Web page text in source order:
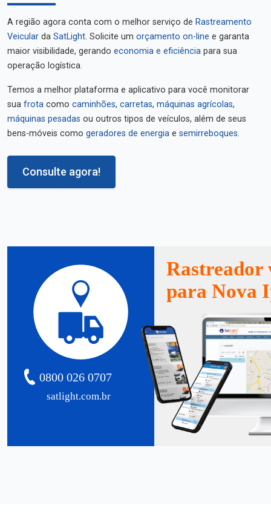
A região agora conta com o melhor serviço de Rastreamento
Veicular da SatLight. Solicite um orçamento on-line e garanta
maior visibilidade, gerando economia e eficiência para sua
operação logística.
Temos a melhor plataforma e aplicativo para você monitorar
sua frota como caminhões, carretas, máquinas agrícolas,
máquinas pesadas ou outros tipos de veículos, além de seus
bens-móveis como geradores de energia e semirreboques.
Consulte agora!
satlight.com.br
0800 026 0707
Rastreador
para Nova